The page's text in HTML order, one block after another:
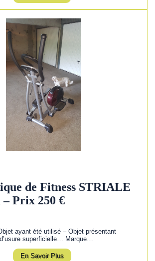
de Fitness STRIALE
Prix 250 €
ayant été utilisé – Objet présentant
superficielle… Marque…
En Savoir Plus